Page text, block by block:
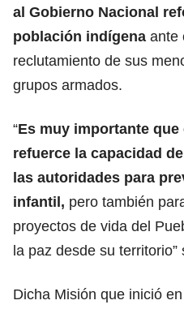
al Gobierno Nacional
población indígena ante
reclutamiento de sus
grupos armados.
“Es muy importante
refuerce la capacidad
las autoridades para
infantil, pero también
proyectos de vida del
la paz desde su
Dicha Misión que inició